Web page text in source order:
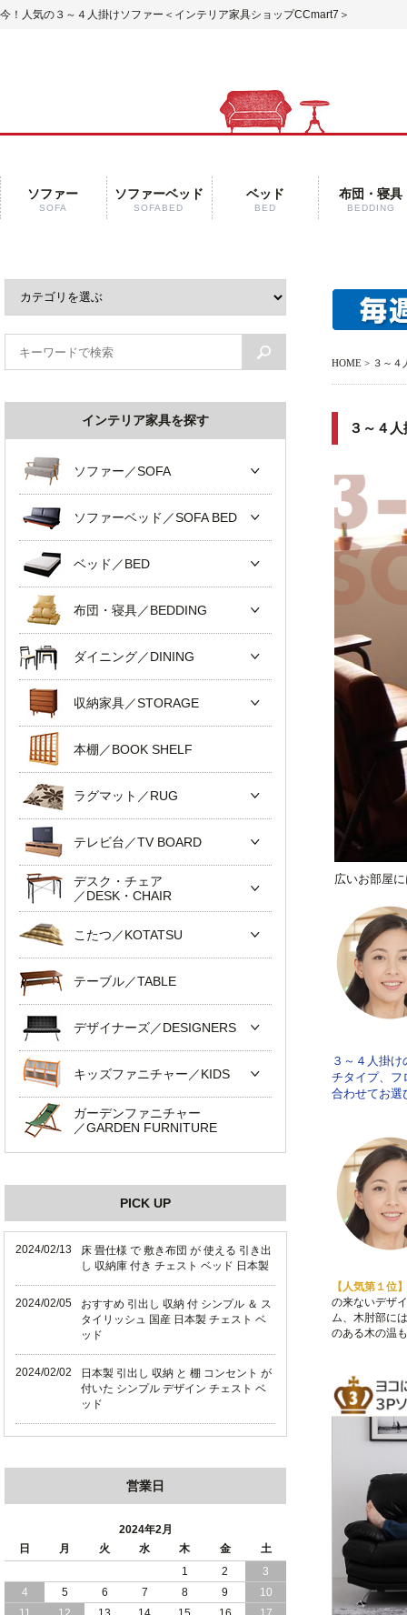
今！人気の３～４人掛けソファー ＜インテリア家具ショップCCmart7＞
ソファー
SOFA
ソファーベッド
SOFABED
ベッド
BED
布団・寝具
BEDDING
HOME > ３～４
３～４
広いお部屋
３～４人掛
チタイプ、フ
合わせてお選
【人気第１位】
の来ないデザ
ム、木肘部に
のある木の温
インテリア家具を探す
ソファー／SOFA
ソファーベッド／SOFA BED
ベッド／BED
布団・寝具／BEDDING
ダイニング／DINING
収納家具／STORAGE
本棚／BOOK SHELF
ラグマット／RUG
テレビ台／TV BOARD
デスク・チェア
／DESK・CHAIR
こたつ／KOTATSU
テーブル／TABLE
デザイナーズ／DESIGNERS
キッズファニチャー／KIDS
ガーデンファニチャー
／GARDEN FURNITURE
PICK UP
2024/02/13
床 畳仕様 で 敷き布団 が 使える 引き出
し 収納庫 付き チェスト ベッド 日本製
2024/02/05
おすすめ 引出し 収納 付 シンプル ＆ ス
タイリッシュ 国産 日本製 チェスト ベ
ッド
2024/02/02
日本製 引出し 収納 と 棚 コンセント が
付いた シンプル デザイン チェスト ベ
ッド
2024/01/24
出し 収納 付き チェスト ベッド 日本製
2024/01/06
おすすめ ヘッドボードレス 大容量 引出
し 収納 チェスト ベッド
営業日
2024年2月
日
月 火 水 木 金
土
1
2
3
4
5 6 7 8 9
10